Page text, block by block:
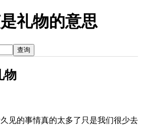
礼物的意思
查询
物
见的事情真的太多了只是我们很少去